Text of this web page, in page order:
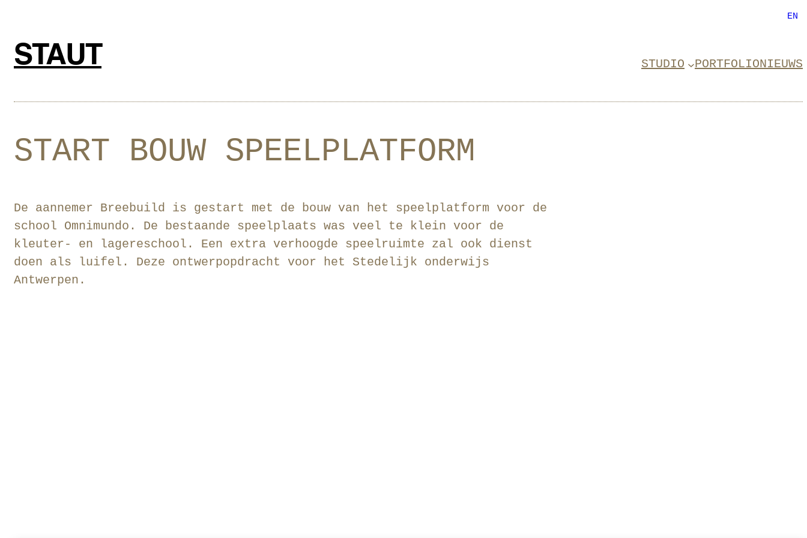
de
inhoud
STAUT STUDIO PORTFOLIONIEUWS
EN
START BOUW SPEELPLATFORM
De aannemer Breebuild is gestart met de bouw van het speelplatform voor de
school Omnimundo. De bestaande speelplaats was veel te klein voor de
kleuter- en lagereschool. Een extra verhoogde speelruimte zal ook dienst
doen als luifel. Deze ontwerpopdracht voor het Stedelijk onderwijs
Antwerpen.